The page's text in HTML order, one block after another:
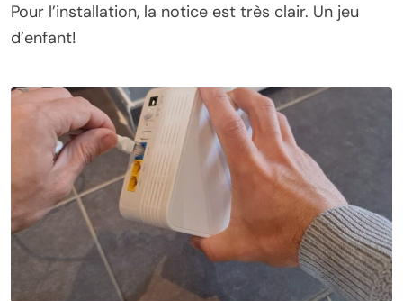
Pour l’installation, la notice est très clair. Un jeu
d’enfant!